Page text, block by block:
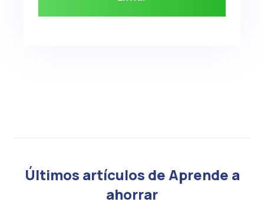
Últimos artículos de Aprende a
ahorrar